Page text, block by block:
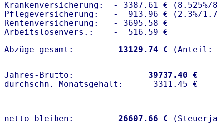
Krankenversicherung:  - 3387.61 € (8.525%/
Pflegeversicherung:   -  913.96 € (2.3%/
Rentenversicherung:   - 3695.58 €
Arbeitslosenvers.:    -  516.59 €
Abzüge gesamt:        - 13129.74 €
Jahres-Brutto: 39737.40 €
netto bleiben: 26607.66 €